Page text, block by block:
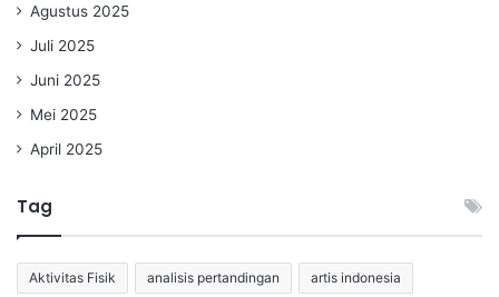
Agustus 2025
Juli 2025
Juni 2025
Mei 2025
April 2025
Tag
Aktivitas Fisik analisis pertandingan artis indonesia